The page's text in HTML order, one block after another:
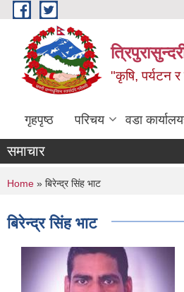
Skip to main content
"कृषि, पर्यटन र
गृहपृष्ठ परिचय वडा
समाचार
You are here
Home » बिरेन्द्र सिंह भाट
बिरेन्द्र सिंह भाट